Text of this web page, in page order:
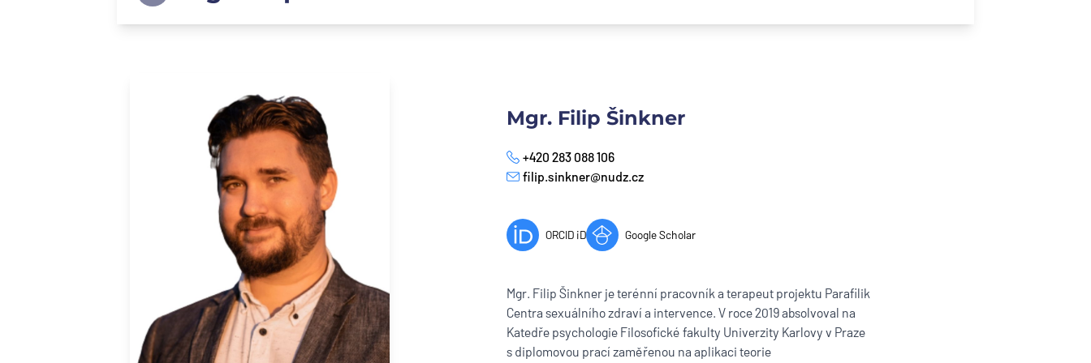
Mgr. Filip Šinkner
Phone
+420 283 088 106
E-mail
filip.sinkner@nudz.cz
ORCID iD Google Scholar
Mgr. Filip Šinkner je terénní pracovník a terapeut projektu Parafilik
Centra sexuálního zdraví a intervence. V roce 2019 absolvoval na
Katedře psychologie Filosofické fakulty Univerzity Karlovy v Praze
s diplomovou prací zaměřenou na aplikaci teorie